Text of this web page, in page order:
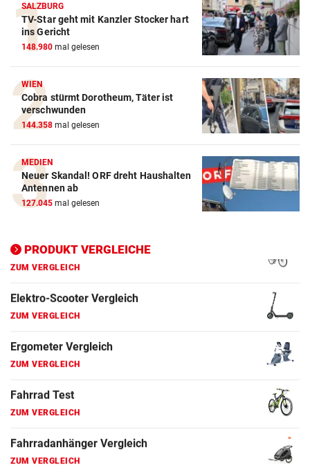
SALZBURG
TV-Star geht mit Kanzler Stocker hart
ins Gericht
148.980 mal gelesen
WIEN
Cobra stürmt Dorotheum, Täter ist
verschwunden
144.358 mal gelesen
MEDIEN
Neuer Skandal! ORF dreht Haushalten
Antennen ab
127.045 mal gelesen
PRODUKT VERGLEICHE
Action-Cam Vergleich
ZUM VERGLEICH
Crosstrainer Vergleich
ZUM VERGLEICH
E-Bike Vergleich
ZUM VERGLEICH
Elektro-Scooter Vergleich
ZUM VERGLEICH
ZUM VERGLEICH
Fahrrad Test
ZUM VERGLEICH
Fahrradanhänger Vergleich
ZUM VERGLEICH
Faszienrolle Vergleich
ZUM VERGLEICH
Hoverboard Vergleich
ZUM VERGLEICH
Kinderfahrrad Vergleich